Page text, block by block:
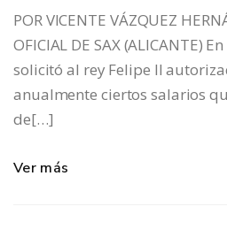
POR VICENTE VÁZQUEZ
OFICIAL DE SAX (ALICANTE)
solicitó al rey Felipe II
anualmente ciertos salarios
de[…]
Ver más